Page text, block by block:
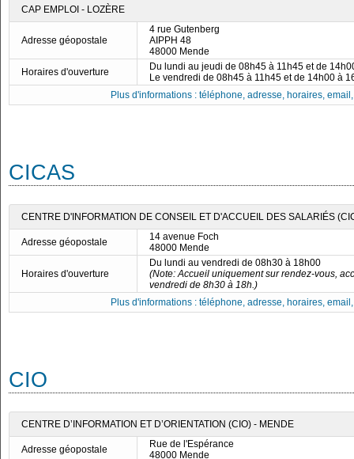
CAP EMPLOI - LOZÈRE
Adresse géopostale
4 rue Gutenberg
AIPPH 48
48000 Mende
Horaires d'ouverture
Du lundi au jeudi de 08h45 à 11h45 et de
Le vendredi de 08h45 à 11h45 et de 14h00 à
Plus d'informations : téléphone, adresse, horaires,
CICAS
CENTRE D'INFORMATION DE CONSEIL ET D'ACCUEIL DES SALARIÉS
Adresse géopostale
14 avenue Foch
48000 Mende
Horaires d'ouverture
Du lundi au vendredi de 08h30 à 18h00
(Note: Accueil uniquement sur rendez-vous,
vendredi de 8h30 à 18h.)
Plus d'informations : téléphone, adresse, horaires,
CIO
CENTRE D’INFORMATION ET D’ORIENTATION (CIO) - MENDE
Adresse géopostale
Rue de l'Espérance
48000 Mende